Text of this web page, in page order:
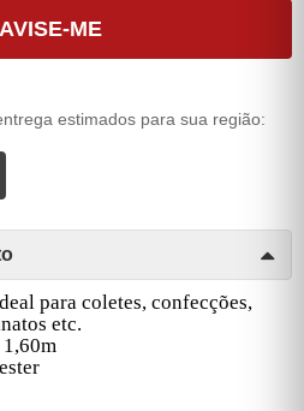
AVISE-ME
estimados para sua região:
para coletes, confecções,
etc.